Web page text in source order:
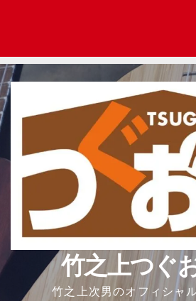
竹之上つぐ
竹之上次男のオフィシャ